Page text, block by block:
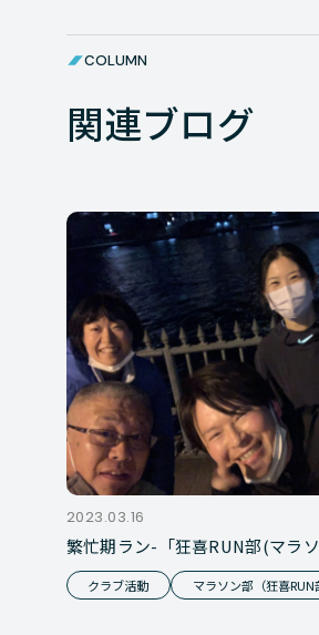
COLUMN
関連ブログ
2023.03.16
繁忙期ラン-「狂喜RUN部(マラ
クラブ活動 マラソン部（狂喜RUN